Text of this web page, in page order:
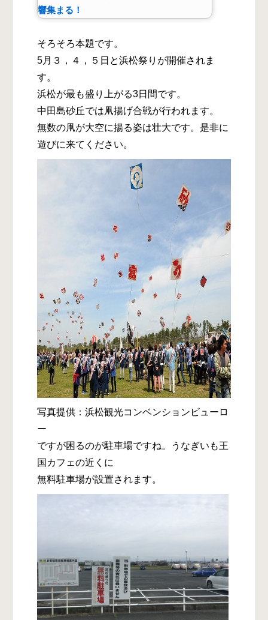
響集まる！
そろそろ本題です。
5月３，４，５日と浜松祭りが開催されま
す。
浜松が最も盛り上がる3日間です。
中田島砂丘では凧揚げ合戦が行われます。
無数の凧が大空に揚る姿は壮大です。是非に
遊びに来てください。
写真提供：浜松観光コンベンションビューロ
ー
ですが困るのが駐車場ですね。うなぎいも王
国カフェの近くに
無料駐車場が設置されます。